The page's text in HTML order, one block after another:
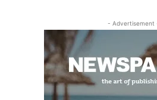
- Advertisement